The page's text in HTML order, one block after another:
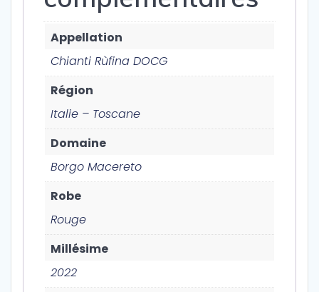
Appellation
Chianti Rùfina DOCG
Région
Italie – Toscane
Domaine
Borgo Macereto
Robe
Rouge
Millésime
2022